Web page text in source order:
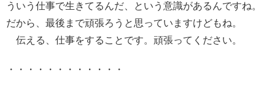
ういう仕事で生きてるんだ、という意識があるんですね。
だから、最後まで頑張ろうと思っていますけどもね。
伝える、仕事をすることです。頑張ってください。
・・・・・・・・・・・・